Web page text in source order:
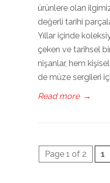
ürünlere olan
değerli tarihi
Yıllar içinde
çeken ve tarihsel
nişanlar, hem
de müze sergileri
Read more →
Page 1 of 2 1